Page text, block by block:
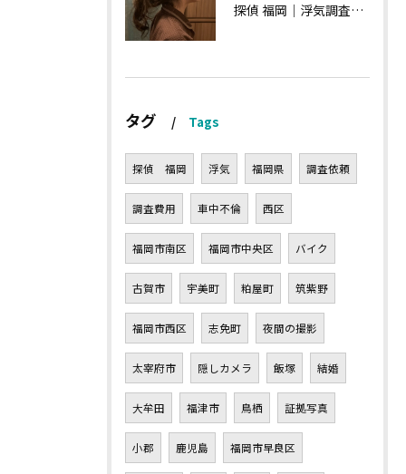
探偵 福岡｜浮気調査の現場から・・・・チハルさん特集
タグ Tags
探偵 福岡 浮気 福岡県 調査依頼
調査費用 車中不倫 西区
福岡市南区 福岡市中央区 バイク
古賀市 宇美町 粕屋町 筑紫野
福岡市西区 志免町 夜間の撮影
太宰府市 隠しカメラ 飯塚 結婚
大牟田 福津市 鳥栖 証拠写真
小郡 鹿児島 福岡市早良区